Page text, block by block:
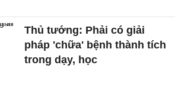
Thủ tướng: Phải có giải
pháp 'chữa' bệnh thành tích
trong dạy, học